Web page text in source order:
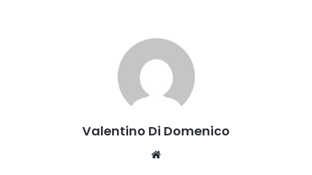
Valentino Di Domenico